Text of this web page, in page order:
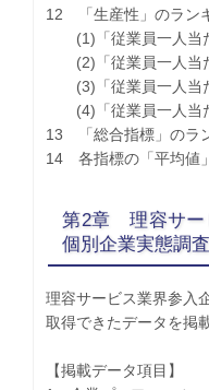
12 「生産性」のラン
(1)「従業員一人当た
(2)「従業員一人当た
(3)「従業員一人当た
(4)「従業員一人当た
13 「総合指標」のラ
14 各指標の「平均値」
第2章 理容サー
個別企業実態調
理容サービス業界参入
取得できたデータを掲
【掲載データ項目】